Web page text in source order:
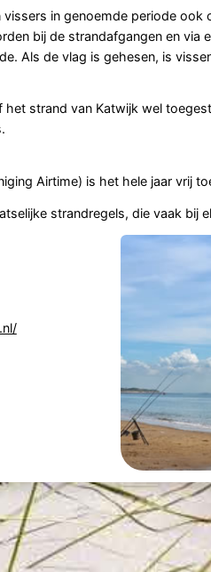
in genoemde periode
bij de strandafgangen en via
Als de vlag is gehesen, is
strand van Katwijk wel
Airtime) is het hele jaar vrij
strandregels, die vaak bij